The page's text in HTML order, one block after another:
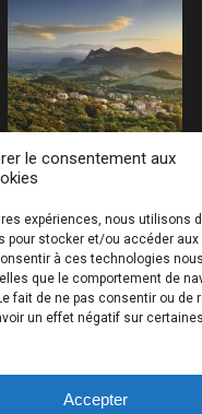
le consentement aux
expériences, nous utilisons
pour stocker et/ou accéder
à ces technologies
que le comportement de
fait de ne pas consentir ou de
un effet négatif sur
Accepter
raynaud.com ©
Toutes les